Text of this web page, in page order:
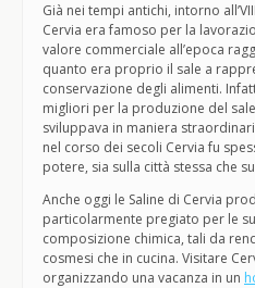
Già nei tempi antichi, intorno
Cervia era famoso per la
valore commerciale all’epoca
quanto era proprio il sale a
conservazione degli alimenti.
migliori per la produzione del
sviluppava in maniera
nel corso dei secoli Cervia fu
potere, sia sulla città stessa che
Anche oggi le Saline di Cervia
particolarmente pregiato per le
composizione chimica, tali da
cosmesi che in cucina. Visitare
organizzando una vacanza in un